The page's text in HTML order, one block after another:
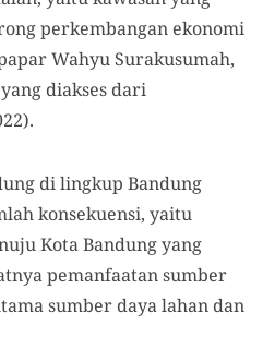
perkembangan ekonomi
Wahyu Surakusumah,
diakses dari
di lingkup Bandung
konsekuensi, yaitu
Kota Bandung yang
pemanfaatan sumber
sumber daya lahan dan